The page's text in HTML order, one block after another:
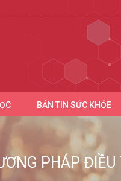
BẢN TIN SỨC KHỎE
PHÁP